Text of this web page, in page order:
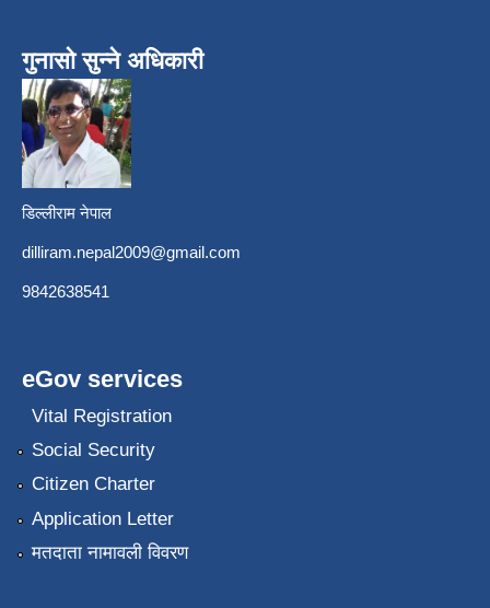
गुनासो सुन्ने अधिकारी
डिल्लीराम नेपाल
dilliram.nepal2009@gmail.com
9842638541
eGov services
Vital Registration
Social Security
Citizen Charter
Application Letter
मतदाता नामावली विवरण